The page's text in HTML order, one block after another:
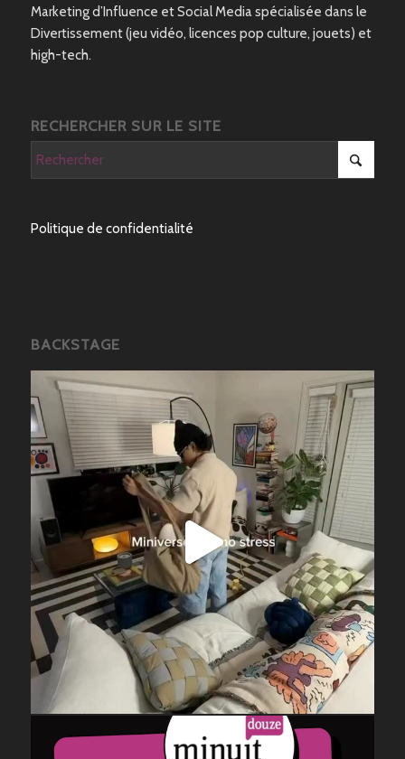
Marketing d’Influence et Social Media spécialisée dans le
Divertissement (jeu vidéo, licences pop culture, jouets) et
high-tech.
RECHERCHER SUR LE SITE
Politique de confidentialité
BACKSTAGE